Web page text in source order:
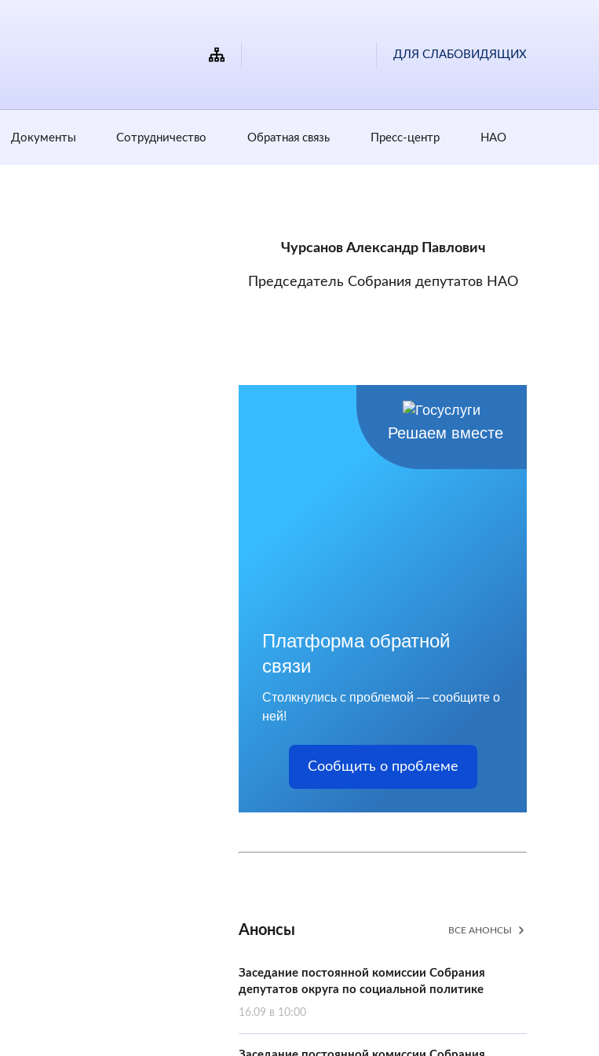
ДЛЯ СЛАБОВИДЯЩИХ
Документы Сотрудничество Обратная cвязь Пресс-центр НАО
Чурсанов Александр Павлович
Председатель Собрания депутатов НАО
Решаем вместе
Платформа обратной
связи
Столкнулись с проблемой — сообщите о
ней!
Сообщить о проблеме
Анонсы ВСЕ АНОНСЫ
Заседание постоянной комиссии Собрания
депутатов округа по социальной политике
16.09 в 10:00